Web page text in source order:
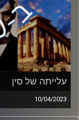
עלייתה של סין
10/04/2023
מאז נפילתה של